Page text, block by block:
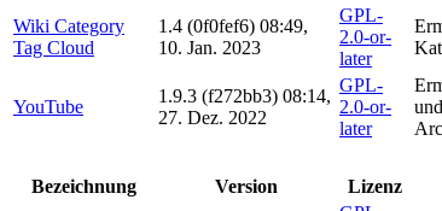
Wiki Category
Tag Cloud
1.4 (0f0fef6) 08:49,
10. Jan. 2023
GPL-
2.0-or-
later
YouTube
1.9.3 (f272bb3) 08:14,
27. Dez. 2022
GPL-
2.0-or-
later
Bezeichnung
Version Lizenz